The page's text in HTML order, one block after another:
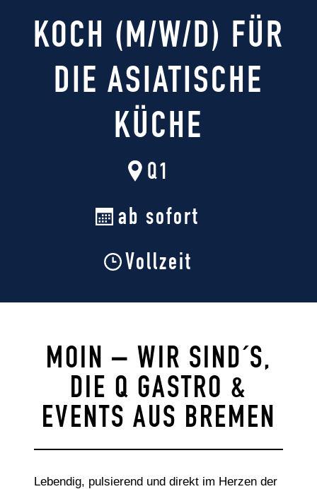
KOCH (M/W/D) FÜR
DIE ASIATISCHE
KÜCHE
Q1
ab sofort
Vollzeit
MOIN – WIR SIND´S,
DIE Q GASTRO &
EVENTS AUS BREMEN
Lebendig, pulsierend und direkt im Herzen der